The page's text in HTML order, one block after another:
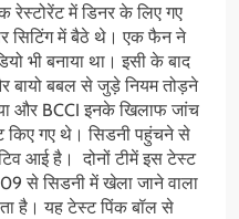
रेस्टोरेंट में डिनर के लिए गए
सिटिंग में बैठे थे। एक फैन ने
भी बनाया था। इसी के बाद
बायो बबल से जुड़े नियम तोड़ने
और BCCI इनके खिलाफ जांच
किए गए थे। सिडनी पहुंचने से
आई है। दोनों टीमें इस टेस्ट
से सिडनी में खेला जाने वाला
है। यह टेस्ट पिंक बॉल से